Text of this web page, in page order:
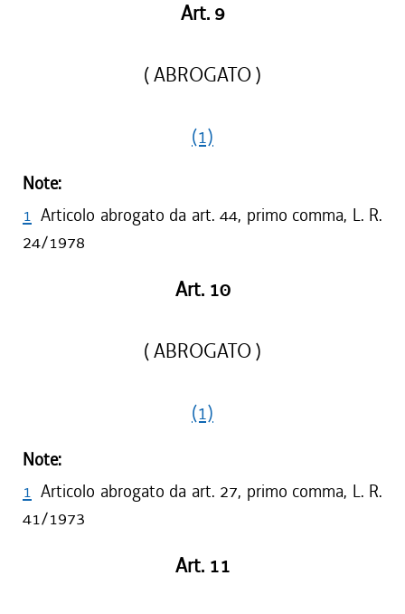
Art. 9
( ABROGATO )
(1)
Note:
1 Articolo abrogato da art. 44, primo comma, L. R.
24/1978
Art. 10
( ABROGATO )
(1)
Note:
1 Articolo abrogato da art. 27, primo comma, L. R.
41/1973
Art. 11